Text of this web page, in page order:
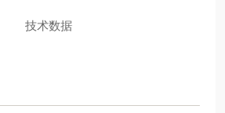
技术数据